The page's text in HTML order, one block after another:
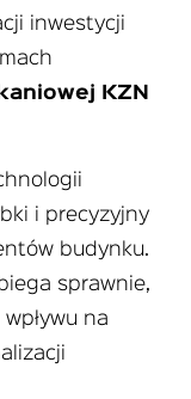
inwestycji
KZN
i precyzyjny
budynku.
sprawnie,
na